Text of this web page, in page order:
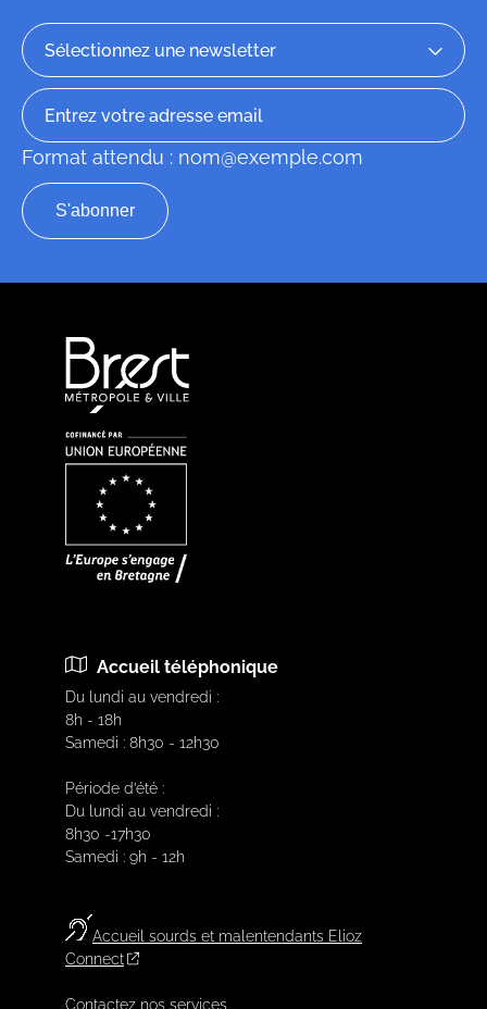
Format attendu : nom@exemple.com
Accueil téléphonique
Du lundi au vendredi :
8h - 18h
Samedi : 8h30 - 12h30
Période d’été :
Du lundi au vendredi :
8h30 -17h30
Samedi : 9h - 12h
Accueil sourds et malentendants Elioz
Connect
Contactez nos services